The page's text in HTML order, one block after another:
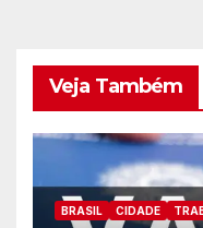
Veja Também
BRASIL CIDADE